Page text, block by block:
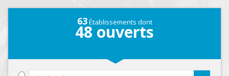
63Établissements dont
48 ouverts